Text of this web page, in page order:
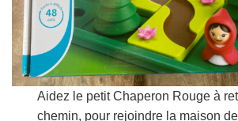
Aidez le petit Chaperon Rouge à
chemin, pour rejoindre la maison